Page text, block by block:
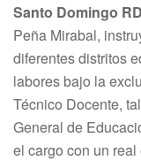
Santo Domingo
Peña Mirabal,
diferentes distritos
labores bajo la
Técnico Docente,
General de
el cargo con un